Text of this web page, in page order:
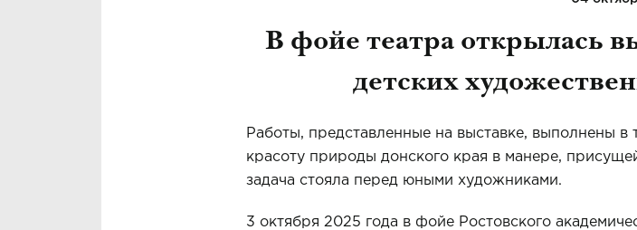
В фойе театра открылась
детских
Работы, представленные на выставке, выполнены в
красоту природы донского края в манере,
задача стояла перед юными художниками.
3 октября 2025 года в фойе Ростовского